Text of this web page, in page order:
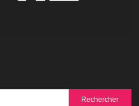
Rechercher :